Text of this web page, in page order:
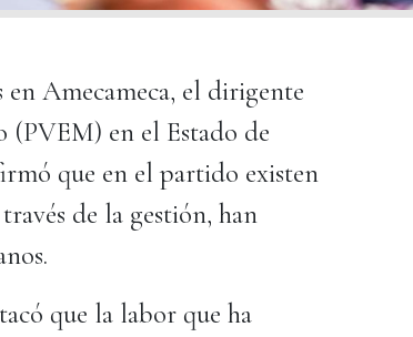
Amecameca, el dirigente
(PVEM) en el Estado de
que en el partido existen
de la gestión, han
que la labor que ha